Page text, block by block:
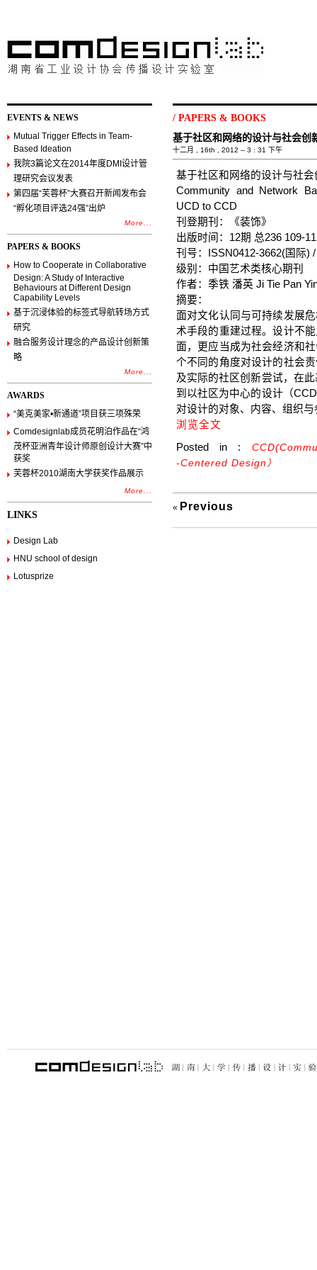
EVENTS & NEWS
Mutual Trigger Effects in Team-
Based Ideation
我院3篇论文在2014年度DMI设计管
理研究会议发表
第四届“芙蓉杯”大赛召开新闻发布会
“孵化项目评选24强”出炉
More...
PAPERS & BOOKS
How to Cooperate in Collaborative
Design: A Study of Interactive
Behaviours at Different Design
Capability Levels
基于沉浸体验的标签式导航转场方式
研究
融合服务设计理念的产品设计创新策
略
More...
AWARDS
“美克美家•新通道”项目获三项殊荣
Comdesignlab成员花明泊作品在“鸿
茂杯亚洲青年设计师原创设计大赛”中
获奖
芙蓉杯2010湖南大学获奖作品展示
More...
LINKS
Design Lab
HNU school of design
Lotusprize
/ PAPERS & BOOKS
基于社区和网络的设计与社会
十二月 , 16th , 2012 -- 3 : 31 下午
基于社区和网络的设计与社
Community and Network
UCD to CCD
刊登期刊：《装饰》
出版时间：12期 总236 109-
刊号：ISSN0412-3662(国际)
级别：中国艺术类核心期刊
作者：季铁 潘英 Ji Tie Pan
摘要：
面对文化认同与可持续发展
术手段的重建过程。设计不
面，更应当成为社会经济和
个不同的角度对设计的社会
及实际的社区创新尝试，在
到以社区为中心的设计（
对设计的对象、内容、组织
浏览全文
Posted in :
‐Centered Design）
« Previous